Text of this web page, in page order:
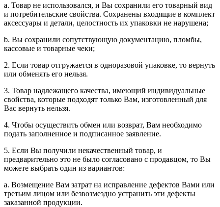
a. Товар не использовался, и Вы сохранили его товарный вид
и потребительские свойства. Сохранены входящие в комплект
аксессуары и детали, целостность их упаковки не нарушена;
b. Вы сохранили сопутствующую документацию, пломбы,
кассовые и товарные чеки;
2. Если товар отгружается в одноразовой упаковке, то вернуть
или обменять его нельзя.
3. Товар надлежащего качества, имеющий индивидуальные
свойства, которые подходят только Вам, изготовленный для
Вас вернуть нельзя.
4. Чтобы осуществить обмен или возврат, Вам необходимо
подать заполненное и подписанное заявление.
5. Если Вы получили некачественный товар, и
предварительно это не было согласовано с продавцом, то Вы
можете выбрать один из вариантов:
a. Возмещение Вам затрат на исправление дефектов Вами или
третьим лицом или безвозмездно устранить эти дефекты
заказанной продукции.